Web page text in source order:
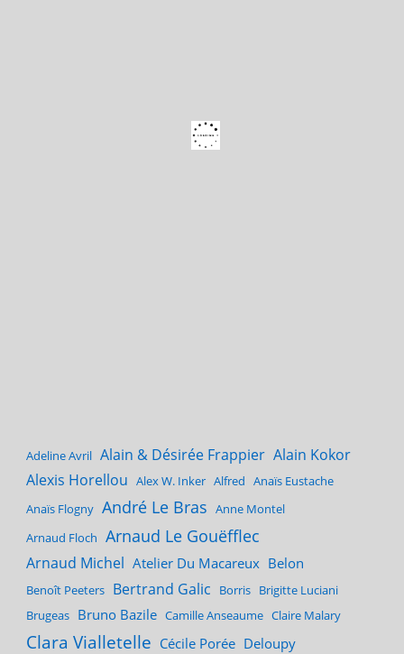
Adeline Avril Alain & Désirée Frappier Alain Kokor
Alexis Horellou Alex W. Inker Alfred Anaïs Eustache
Anaïs Flogny André Le Bras Anne Montel
Arnaud Floch Arnaud Le Gouëfflec
Arnaud Michel Atelier Du Macareux Belon
Benoît Peeters Bertrand Galic Borris Brigitte Luciani
Brugeas Bruno Bazile Camille Anseaume Claire Malary
Clara Vialletelle Cécile Porée Deloupy